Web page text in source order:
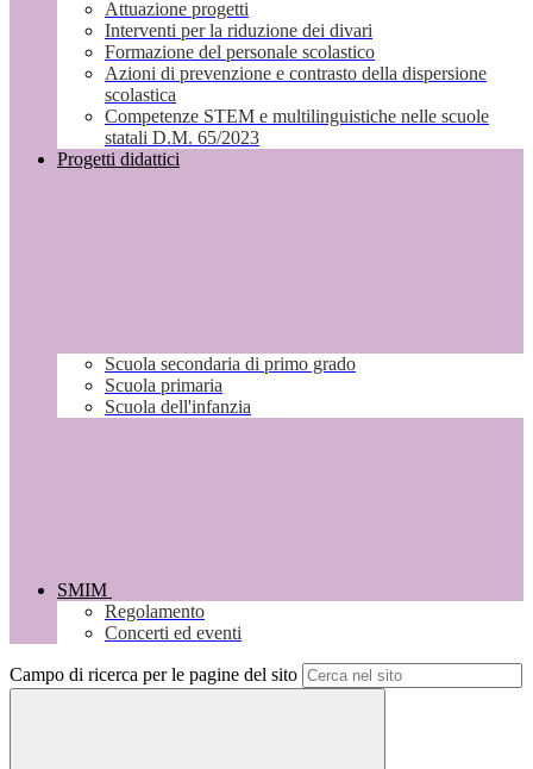
Attuazione progetti
Interventi per la riduzione dei divari
Formazione del personale scolastico
Azioni di prevenzione e contrasto della dispersione
scolastica
Competenze STEM e multilinguistiche nelle scuole
statali D.M. 65/2023
Progetti didattici
Scuola secondaria di primo grado
Scuola primaria
Scuola dell'infanzia
SMIM
Regolamento
Concerti ed eventi
Campo di ricerca per le pagine del sito